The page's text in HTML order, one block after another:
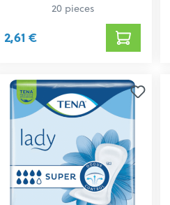
20 pieces
2,61 €